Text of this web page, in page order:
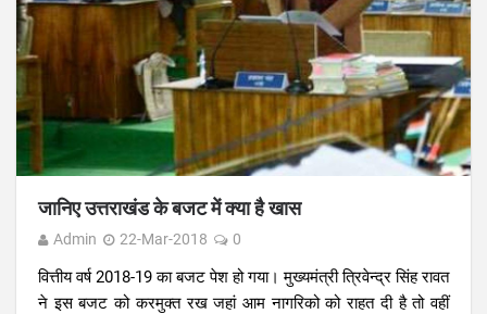
जानिए उत्तराखंड के बजट में क्या है खास
Admin 22-Mar-2018 0
वित्तीय वर्ष 2018-19 का बजट पेश हो गया। मुख्यमंत्री त्रिवेन्द्र सिंह रावत
ने इस बजट को करमुक्त रख जहां आम नागरिको को राहत दी है तो वहीं